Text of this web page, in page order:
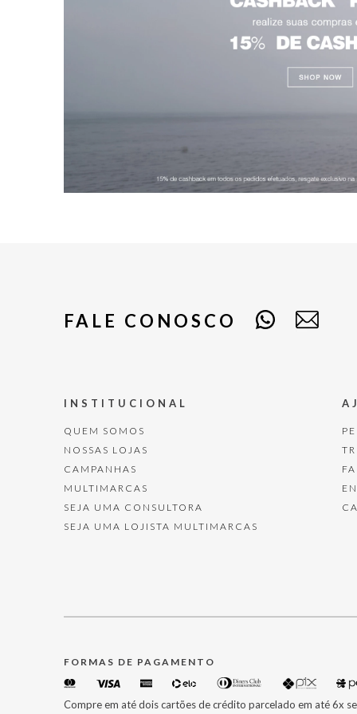
FALE CONOSCO
INSTITUCIONAL
QUEM SOMOS
NOSSAS LOJAS
CAMPANHAS
MULTIMARCAS
SEJA UMA CONSULTORA
SEJA UMA LOJISTA MULTIMARCAS
FORMAS DE PAGAMENTO
Compre em até dois cartões de crédito parcelado em até 6x